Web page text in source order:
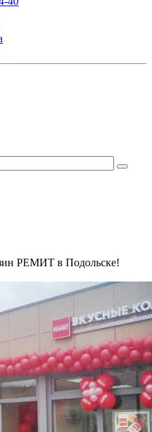
РЕМИТ в Подольске!